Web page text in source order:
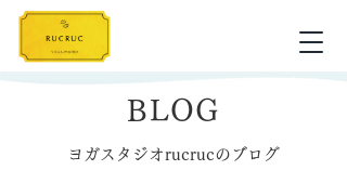
BLOG
ヨガスタジオrucrucのブログ